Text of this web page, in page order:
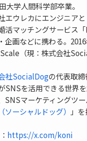
大学人間科学部卒業。
エウレカにエンジニアと
活マッチングサービス
企画などに携わる。2016
（現：株式会社
社SocialDogの代表取締
SNSを活用できる世界
SNSマーケティングツ
ーシャルドッグ）
」
https://x.com/koni